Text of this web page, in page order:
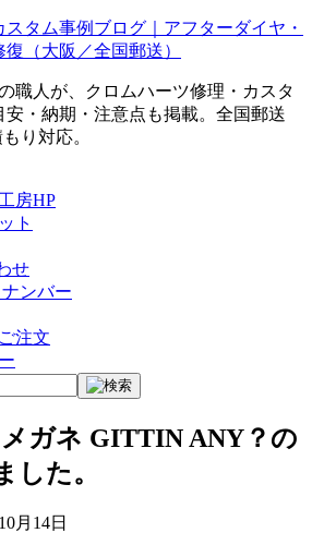
タム事例ブログ｜アフターダイヤ・
（大阪／全国郵送）
職人が、クロムハーツ修理・カスタ
安・納期・注意点も掲載。全国郵送
り対応。
房HP
ト
せ
ンバー
注文
ガネ GITTIN ANY？の
した。
月14日